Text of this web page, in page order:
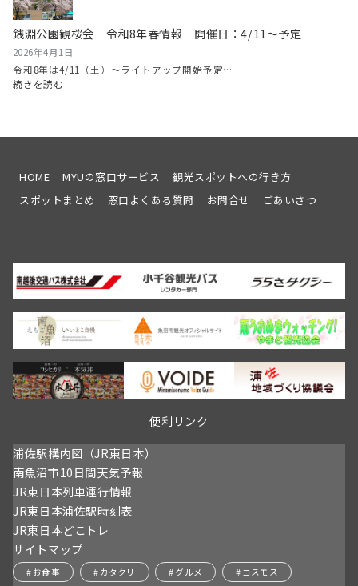
マ
ラ
ソ
ン
開
ー
ム
ペ
ー
ジ
テ
ン
い
ま
銭淵公園観桜会 令和8年春情報 開催日：4/11～予定
2026年4月1日
令和8年は4/11（土）～ライトアップ開始予定…
続きを読む
桜
令
春
情
開
催
日：
～
予
定
HOME MYUの窓口サービス
観光スポットへの行き方
スポットまとめ
窓口よくある質問 お問合せ ごあいさつ
便利リンク
浦佐駅構内図（JR東日本）
南魚沼市10日間天気予報
JR東日本列車運行情報
JR東日本浦佐駅時刻表
JR東日本どこトレ
サイトマップ
お食事 カタクリ グルメ コスモス